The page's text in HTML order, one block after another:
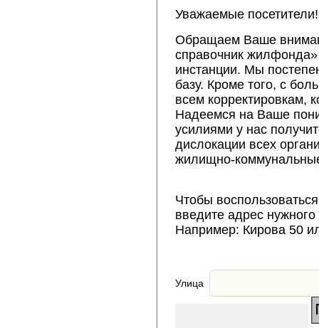
Уважаемые посетители!
Обращаем Ваше
справочник
инстанции. Мы
базу. Кроме того, с
всем корректировкам,
Надеемся на Ваше
усилиями у нас
дислокации всех
жилищно-
Чтобы
введите адрес
Например: Кирова 50
Улица